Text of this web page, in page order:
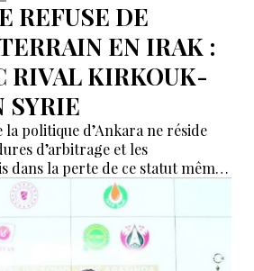
REFUSE DE
EN IRAK :
RIVAL KIRKOUK-
SYRIE
politique d’Ankara ne réside
d’arbitrage et les
dans la perte de ce statut même
» que la Turquie a mis